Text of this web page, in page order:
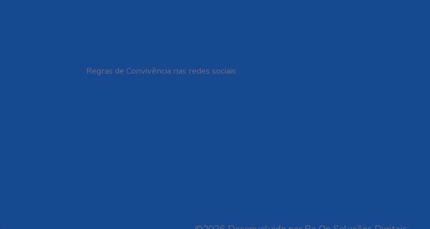
Regras de Convivência nas redes sociais